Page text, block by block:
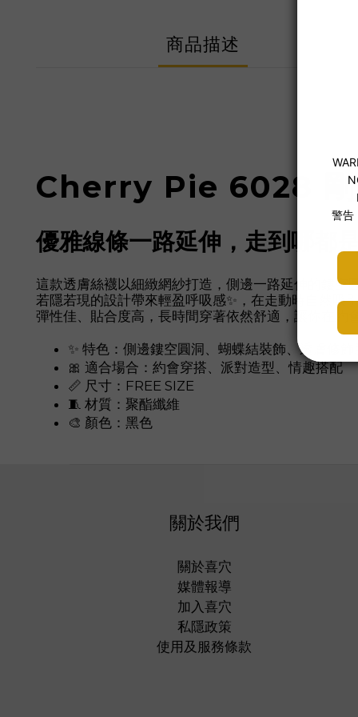
商品描述
Cherry Pie 6028 剛
優雅線條一路延伸，走到哪都
這款透膚絲襪以細緻網紗打造，側邊一路延伸的鏤
若隱若現的設計帶來輕盈呼吸感✨，在走動時自然吸
彈性佳、貼合度高，長時間穿著依然舒適，讓你在
✨ 特色：側邊鏤空圓洞、蝴蝶結裝飾、透膚修飾
🎀 適合場合：約會穿搭、派對造型、情趣搭配
📏 尺寸：FREE SIZE
🧵 材質：聚酯纖維
🎨 顏色：黑色
關於我們
關於喜穴
媒體報導
加入喜穴
私隱政策
使用及服務條款